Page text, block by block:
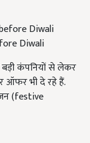
Diwali
बड़ी कंपनियों से लेकर
ऑफर भी दे रहे हैं.
(festive